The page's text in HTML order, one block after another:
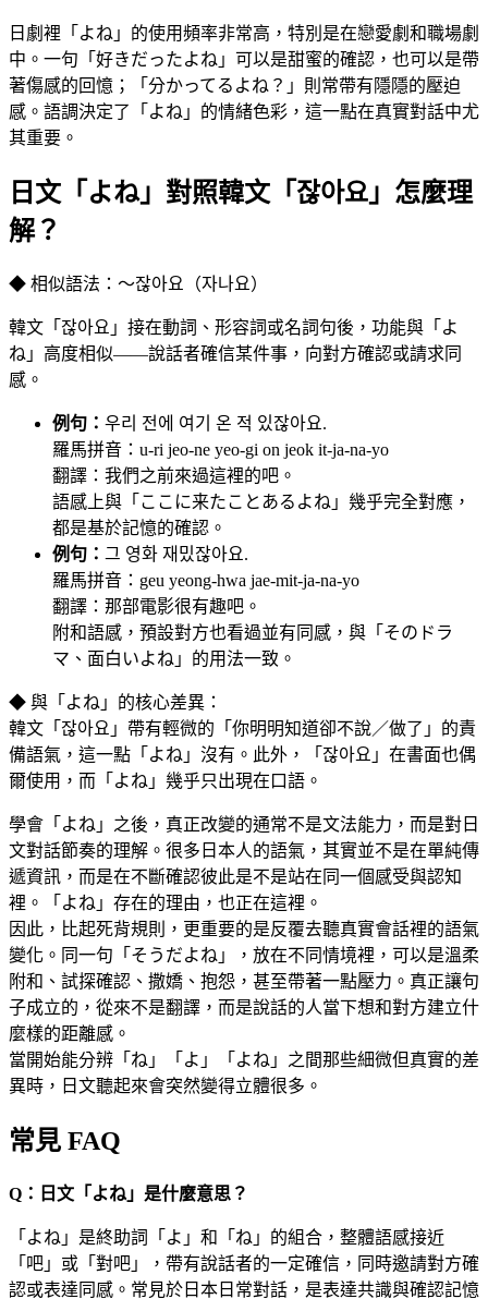
日劇裡「よね」的使用頻率非常高，特別是在戀愛劇和職場劇
中。一句「好きだったよね」可以是甜蜜的確認，也可以是帶
著傷感的回憶；「分かってるよね？」則常帶有隱隱的壓迫
感。語調決定了「よね」的情緒色彩，這一點在真實對話中尤
其重要。
日文「よね」對照韓文「잖아요」怎麼理
解？
◆ 相似語法：～잖아요（자나요）
韓文「잖아요」接在動詞、形容詞或名詞句後，功能與「よ
ね」高度相似——說話者確信某件事，向對方確認或請求同
感。
例句： 우리 전에 여기 온 적 있잖아요.
羅馬拼音：u-ri jeo-ne yeo-gi on jeok it-ja-na-yo
翻譯：我們之前來過這裡的吧。
語感上與「ここに来たことあるよね」幾乎完全對應，
都是基於記憶的確認。
例句： 그 영화 재밌잖아요.
羅馬拼音：geu yeong-hwa jae-mit-ja-na-yo
翻譯：那部電影很有趣吧。
附和語感，預設對方也看過並有同感，與「そのドラ
マ、面白いよね」的用法一致。
◆ 與「よね」的核心差異：
韓文「잖아요」帶有輕微的「你明明知道卻不說／做了」的責
備語氣，這一點「よね」沒有。此外，「잖아요」在書面也偶
爾使用，而「よね」幾乎只出現在口語。
學會「よね」之後，真正改變的通常不是文法能力，而是對日
文對話節奏的理解。很多日本人的語氣，其實並不是在單純傳
遞資訊，而是在不斷確認彼此是不是站在同一個感受與認知
裡。「よね」存在的理由，也正在這裡。
因此，比起死背規則，更重要的是反覆去聽真實會話裡的語氣
變化。同一句「そうだよね」，放在不同情境裡，可以是溫柔
附和、試探確認、撒嬌、抱怨，甚至帶著一點壓力。真正讓句
子成立的，從來不是翻譯，而是說話的人當下想和對方建立什
麼樣的距離感。
當開始能分辨「ね」「よ」「よね」之間那些細微但真實的差
異時，日文聽起來會突然變得立體很多。
常見 FAQ
Q：日文「よね」是什麼意思？
「よね」是終助詞「よ」和「ね」的組合，整體語感接近
「吧」或「對吧」，帶有說話者的一定確信，同時邀請對方確
認或表達同感。常見於日本日常對話，是表達共識與確認記憶